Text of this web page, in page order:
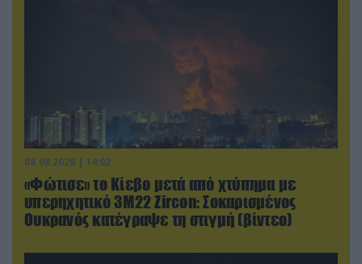
08.08.2026 | 14:02
«Φώτισε» το Κίεβο μετά από χτύπημα με
υπερηχητικό 3M22 Zircon: Σοκαρισμένος
Ουκρανός κατέγραψε τη στιγμή (βίντεο)